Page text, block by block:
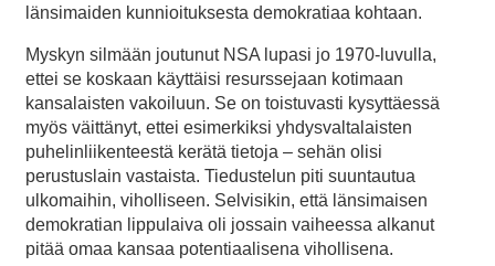
länsimaiden kunnioituksesta demokratiaa kohtaan.
Myskyn silmään joutunut NSA lupasi jo 1970-luvulla,
ettei se koskaan käyttäisi resurssejaan kotimaan
kansalaisten vakoiluun. Se on toistuvasti kysyttäessä
myös väittänyt, ettei esimerkiksi yhdysvaltalaisten
puhelinliikenteestä kerätä tietoja – sehän olisi
perustuslain vastaista. Tiedustelun piti suuntautua
ulkomaihin, viholliseen. Selvisikin, että länsimaisen
demokratian lippulaiva oli jossain vaiheessa alkanut
pitää omaa kansaa potentiaalisena vihollisena.